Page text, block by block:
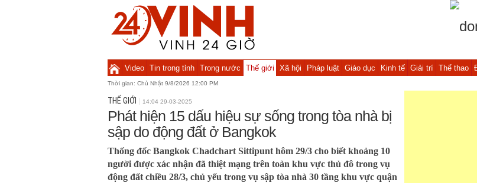
Video Tin trong tỉnh Trong nước Thế giới Xã hội Pháp luật Giáo dục Kinh tế Giải trí Thể thao
Thời gian: Chủ Nhật 9/8/2026 12:00 PM
THẾ GIỚI 14:04 29-03-2025
Phát hiện 15 dấu hiệu sự sống trong tòa nhà bị
sập do động đất ở Bangkok
Thống đốc Bangkok Chadchart Sittipunt hôm 29/3 cho biết khoảng 10
người được xác nhận đã thiệt mạng trên toàn khu vực thủ đô trong vụ
động đất chiều 28/3, chủ yếu trong vụ sập tòa nhà 30 tầng khu vực quận